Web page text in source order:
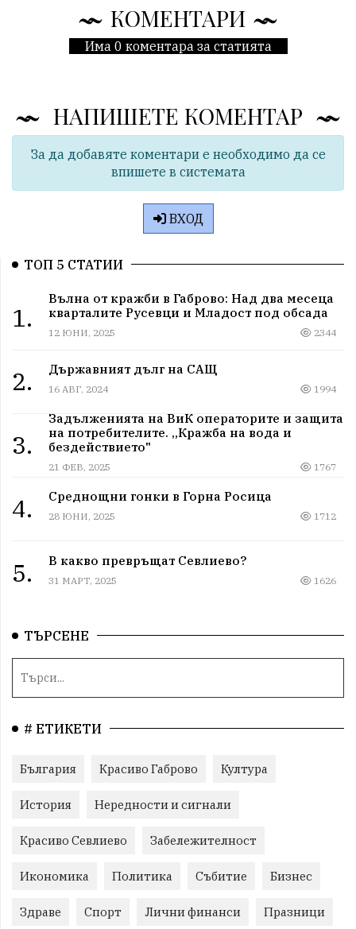
КОМЕНТАРИ
Има 0 коментара за статията
НАПИШЕТЕ КОМЕНТАР
За да добавяте коментари е необходимо да се
впишете в системата
ВХОД
ТОП 5 СТАТИИ
1.
Вълна от кражби в Габрово: Над два месеца
кварталите Русевци и Младост под обсада
12 ЮНИ, 2025 2344
2. Държавният дълг на САЩ
16 АВГ, 2024 1994
3.
Задълженията на ВиК операторите и защита
на потребителите. „Кражба на вода и
бездействието"
21 ФЕВ, 2025 1767
4. Среднощни гонки в Горна Росица
28 ЮНИ, 2025 1712
5. В какво превръщат Севлиево?
31 МАРТ, 2025 1626
ТЪРСЕНЕ
# ЕТИКЕТИ
България Красиво Габрово Култура
История Нередности и сигнали
Красиво Севлиево Забележителност
Икономика Политика Събитие Бизнес
Здраве Спорт Лични финанси Празници